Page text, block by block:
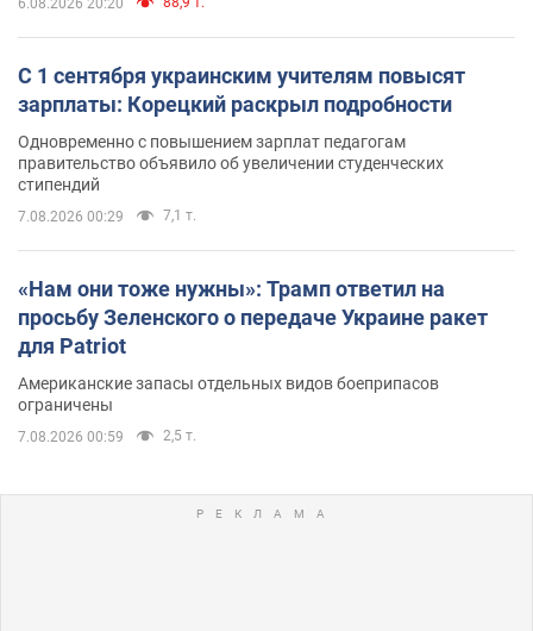
С 1 сентября украинским учителям повысят
зарплаты: Корецкий раскрыл подробности
Одновременно с повышением зарплат педагогам
правительство объявило об увеличении студенческих
стипендий
7.08.2026 00:29 7,1 т.
«Нам они тоже нужны»: Трамп ответил на
просьбу Зеленского о передаче Украине ракет
для Patriot
Американские запасы отдельных видов боеприпасов
ограничены
7.08.2026 00:59 2,5 т.